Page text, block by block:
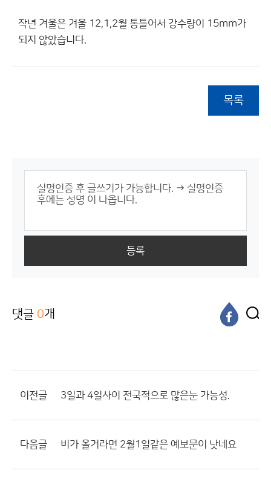
작년 겨울은 겨울 12,1,2월 통틀어서 강수량이 15mm가
되지 않았습니다.
목록
등록
댓글 0개
이전글 3일과 4일사이 전국적으로 많은눈 가능성.
다음글 비가 올거라면 2월1일같은 예보문이 낫네요